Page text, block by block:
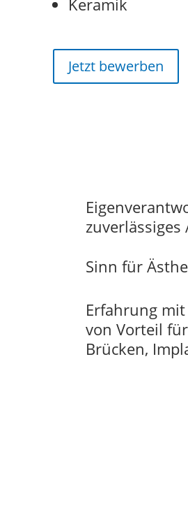
Jetzt bewerben
zuverlässiges
Sinn für
Erfahrung mit
von Vorteil
Brücken,